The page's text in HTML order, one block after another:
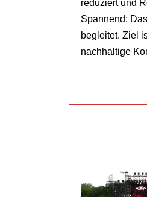
reduziert und
Spannend:
begleitet. Ziel
nachhaltige